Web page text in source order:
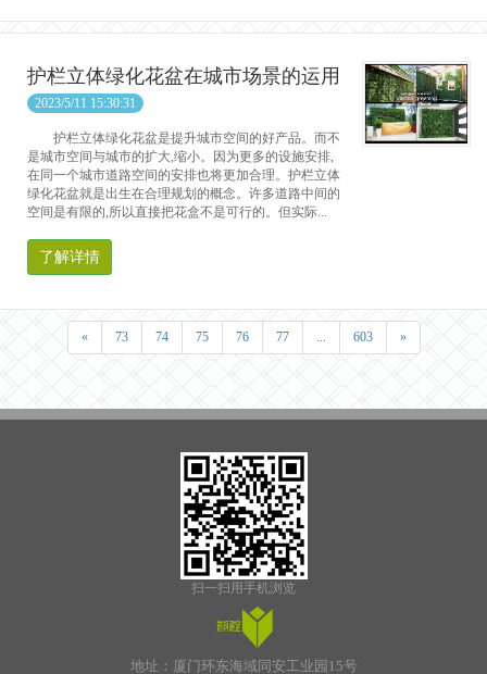
护栏立体绿化花盆在城市场景的运用
2023/5/11 15:30:31
护栏立体绿化花盆是提升城市空间的好产品。而不
是城市空间与城市的扩大,缩小。因为更多的设施安排,
在同一个城市道路空间的安排也将更加合理。护栏立体
绿化花盆就是出生在合理规划的概念。许多道路中间的
空间是有限的,所以直接把花盒不是可行的。但实际...
了解详情
« 73 74 75 76 77 ... 603 »
扫一扫用手机浏览
地址：厦门环东海域同安工业园15号